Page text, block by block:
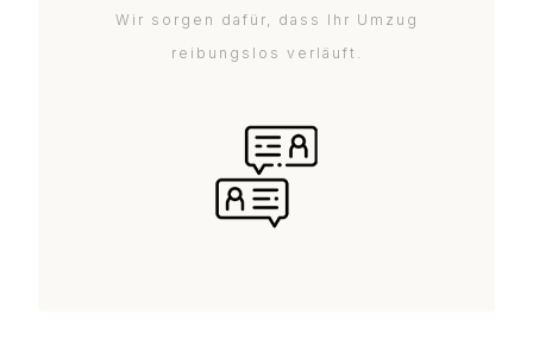
Wir sorgen dafür, dass Ihr Umzug
reibungslos verläuft.